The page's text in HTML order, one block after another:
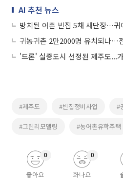
AI 추천 뉴스
#제주도 #빈집정비사업 #
#그린리모델링 #농어촌유학주택
좋아요
0
화나요
0